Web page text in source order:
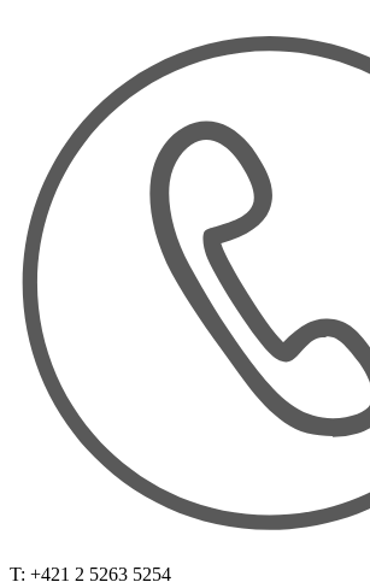
T: +421 2 5263 5254